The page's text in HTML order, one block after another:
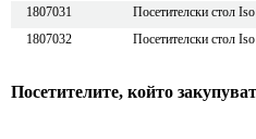
1807031
Посетителски стол
1807032
Посетителски стол
Посетителите, който